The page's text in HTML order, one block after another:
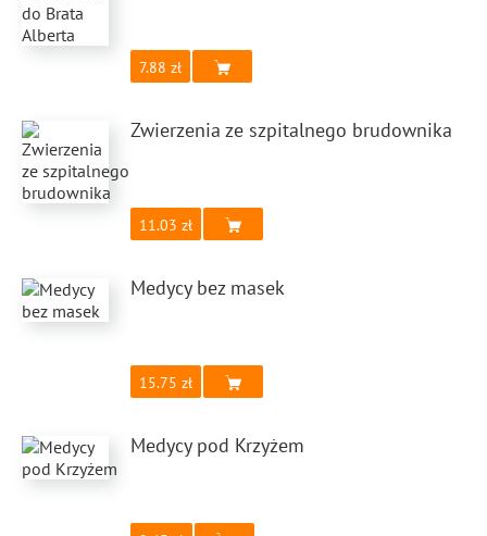
7.88
Zwierzenia ze szpitalnego brudownika
11.03
Medycy bez masek
15.75
Medycy pod Krzyżem